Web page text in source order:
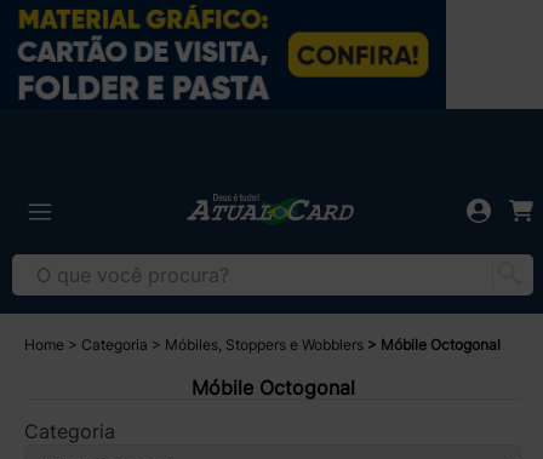
Home Categoria Móbiles, Stoppers e Wobblers Móbile Octogonal
Móbile Octogonal
Categoria